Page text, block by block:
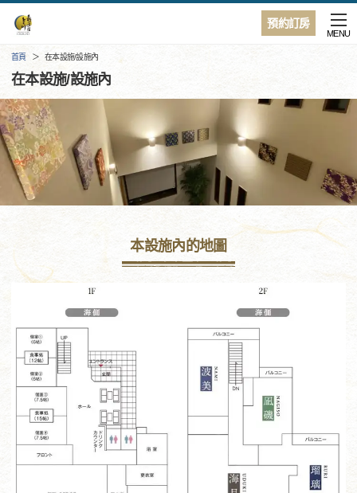
預約訂房
MENU
首頁 在本設施/設施內
在本設施/設施內
本設施內的地圖